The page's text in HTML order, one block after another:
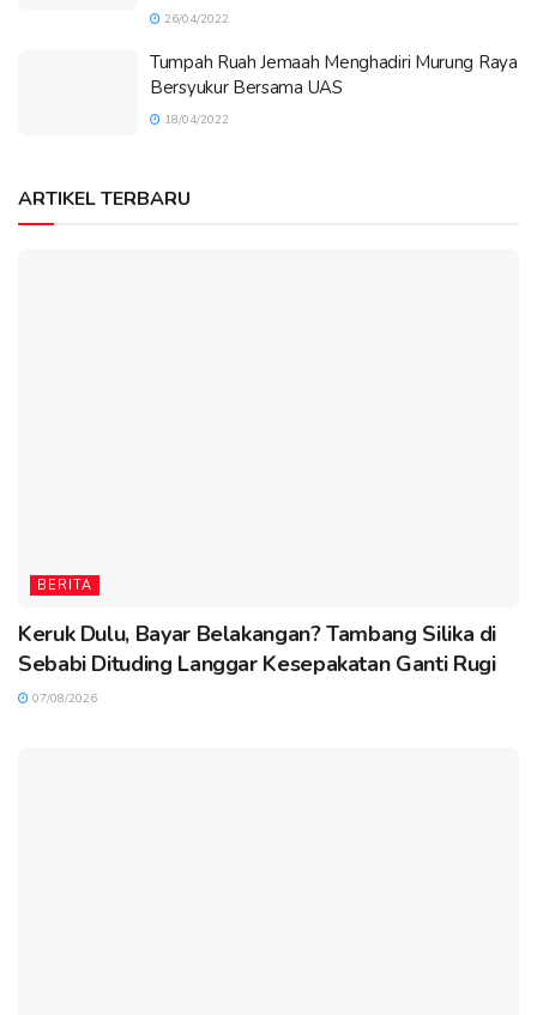
26/04/2022
Tumpah Ruah Jemaah Menghadiri Murung Raya
Bersyukur Bersama UAS
18/04/2022
ARTIKEL TERBARU
BERITA
Keruk Dulu, Bayar Belakangan? Tambang Silika di
Sebabi Dituding Langgar Kesepakatan Ganti Rugi
07/08/2026